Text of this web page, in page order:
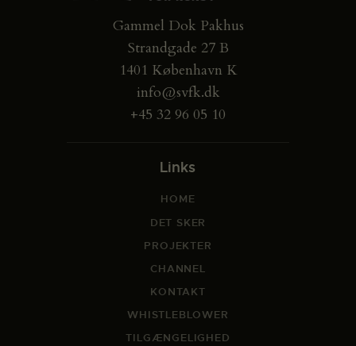
Gammel Dok Pakhus
Strandgade 27 B
1401 København K
info@svfk.dk
+45 32 96 05 10
Links
HOME
DET SKER
PROJEKTER
CHANNEL
KONTAKT
WHISTLEBLOWER
TILGÆNGELIGHED